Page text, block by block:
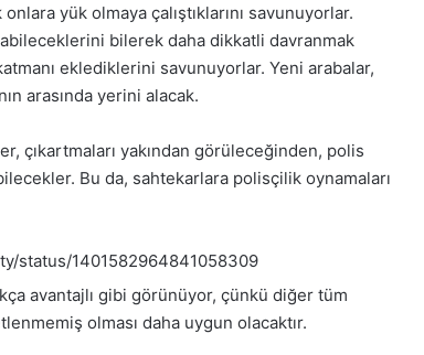
yük olmaya çalıştıklarını savunuyorlar.
bilerek daha dikkatli davranmak
eklediklerini savunuyorlar. Yeni arabalar,
arasında yerini alacak.
çıkartmaları yakından görüleceğinden, polis
Bu da, sahtekarlara polisçilik oynamaları
status/1401582964841058309
avantajlı gibi görünüyor, çünkü diğer tüm
olması daha uygun olacaktır.